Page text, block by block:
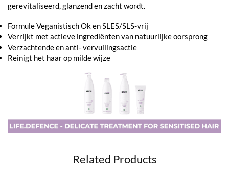
gerevitaliseerd, glanzend en zacht wordt.
Formule Veganistisch Ok en SLES/SLS-vrij
Verrijkt met actieve ingrediënten van natuurlijke oorsprong
Verzachtende en anti- vervuilingsactie
Reinigt het haar op milde wijze
Related Products